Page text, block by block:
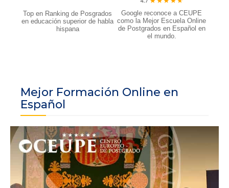
Top en Ranking de Posgrados
en educación superior de habla
hispana
Google reconoce a CEUPE
como la Mejor Escuela Online
de Postgrados en Español en
el mundo.
Mejor Formación Online en
Español